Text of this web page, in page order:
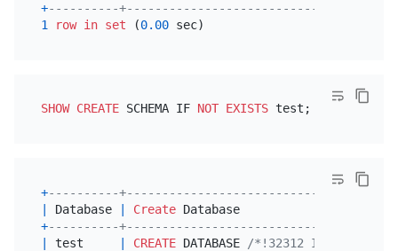
+----------
1
row in set (0.00
SHOW CREATE SCHEMA IF NOT EXISTS
+----------
|
Database | Create
+----------
|
test | CREATE DATABASE
/*!32312 IF NOT